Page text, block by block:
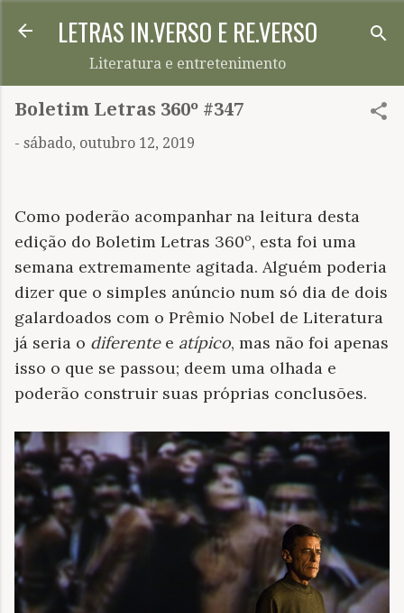
Pular para o conteúdo principal
LETRAS IN.VERSO E RE.VERSO
Literatura e entretenimento
Boletim Letras 360º #347
- sábado, outubro 12, 2019
Como poderão acompanhar na leitura desta
edição do Boletim Letras 360º, esta foi uma
semana extremamente agitada. Alguém poderia
dizer que o simples anúncio num só dia de dois
galardoados com o Prêmio Nobel de Literatura
já seria o diferentee atípico, mas não foi apenas
isso o que se passou; deem uma olhada e
poderão construir suas próprias conclusões.